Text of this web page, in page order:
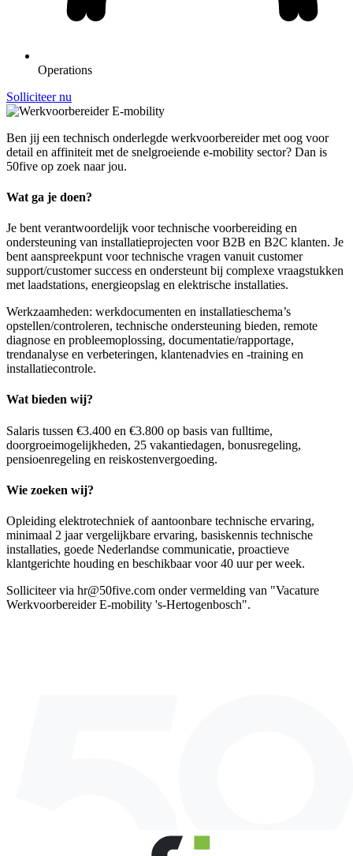
Operations
Solliciteer nu
Ben jij een technisch onderlegde werkvoorbereider met oog voor
detail en affiniteit met de snelgroeiende e-mobility sector? Dan is
50five op zoek naar jou.
Wat ga je doen?
Je bent verantwoordelijk voor technische voorbereiding en
ondersteuning van installatieprojecten voor B2B en B2C klanten. Je
bent aanspreekpunt voor technische vragen vanuit customer
support/customer success en ondersteunt bij complexe vraagstukken
met laadstations, energieopslag en elektrische installaties.
Werkzaamheden: werkdocumenten en installatieschema’s
opstellen/controleren, technische ondersteuning bieden, remote
diagnose en probleemoplossing, documentatie/rapportage,
trendanalyse en verbeteringen, klantenadvies en -training en
installatiecontrole.
Wat bieden wij?
Salaris tussen €3.400 en €3.800 op basis van fulltime,
doorgroeimogelijkheden, 25 vakantiedagen, bonusregeling,
pensioenregeling en reiskostenvergoeding.
Wie zoeken wij?
Opleiding elektrotechniek of aantoonbare technische ervaring,
minimaal 2 jaar vergelijkbare ervaring, basiskennis technische
installaties, goede Nederlandse communicatie, proactieve
klantgerichte houding en beschikbaar voor 40 uur per week.
Solliciteer via hr@50five.com onder vermelding van "Vacature
Werkvoorbereider E-mobility 's-Hertogenbosch".